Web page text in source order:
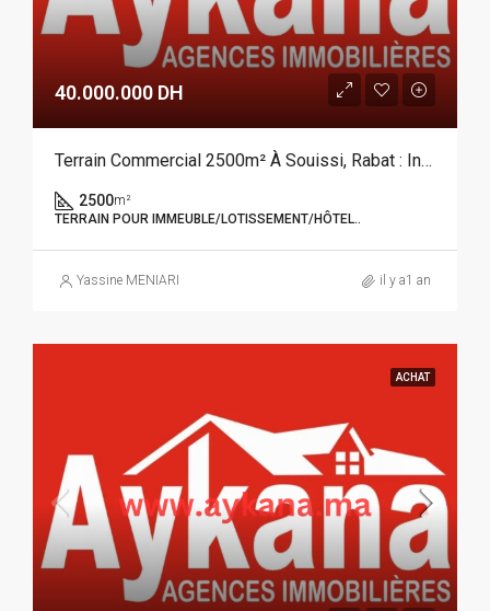
40.000.000 DH
Terrain Commercial 2500m² À Souissi, Rabat : Investissement D’Exception Pour Projets Haut De Gamme REF 3967
2500m²
TERRAIN POUR IMMEUBLE/LOTISSEMENT/HÔTEL..
Yassine MENIARI il y a1 an
ACHAT